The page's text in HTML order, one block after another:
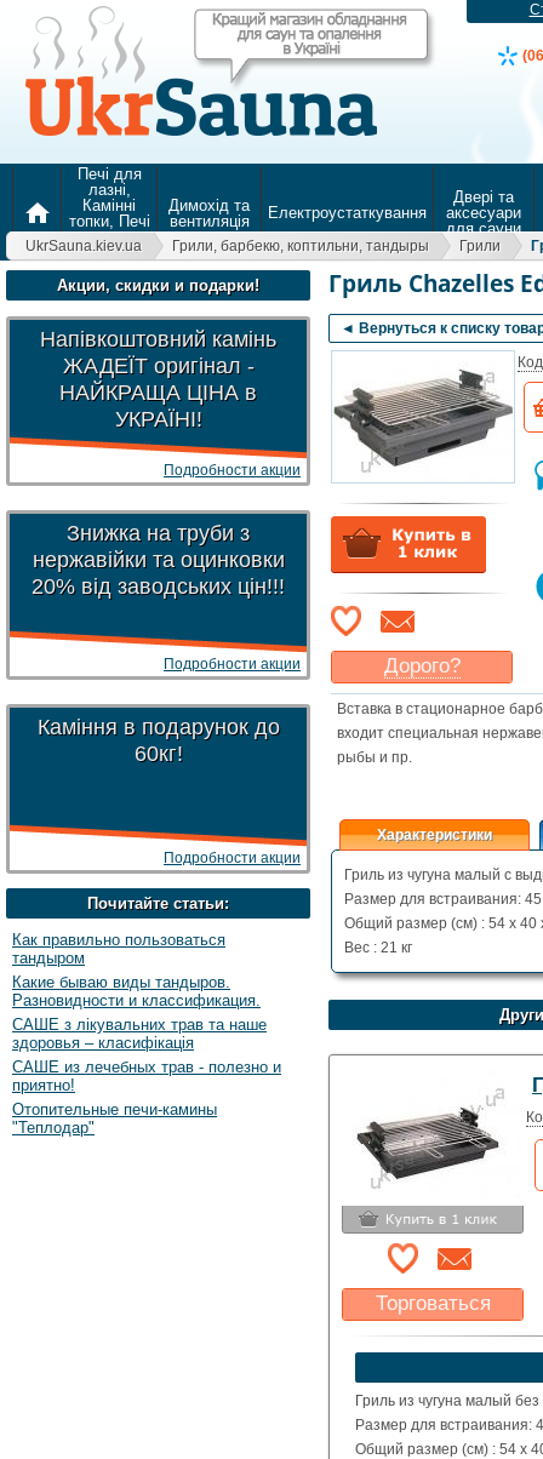
home
Печі для
лазні,
Камінні
топки, Печі
для
опалення
Димохід та
вентиляція
Електроустаткування
Двері та
аксесуари
для сауни
UkrSauna.kiev.ua Грили, барбекю, коптильни, тандыры Грили
Акции, скидки и подарки!
Напівкоштовний камінь
ЖАДЕЇТ оригінал -
НАЙКРАЩА ЦІНА в
УКРАЇНІ!
Подробности акции
Знижка на труби з
нержавійки та оцинковки
20% від заводських цін!!!
Подробности акции
Каміння в подарунок до
60кг!
Подробности акции
Почитайте статьи:
Как правильно пользоваться
тандыром
Какие бываю виды тандыров.
Разновидности и классификация.
САШЕ з лікувальних трав та наше
здоровья – класифікація
САШЕ из лечебных трав - полезно и
приятно!
Отопительные печи-камины
"Теплодар"
Гриль Chazelles
◄ Вернуться к списку
Дорого?
Какая ценамогла бы
Васустроить?
Указать цену
Вставка в стационарное
входит специальная
рыбы и пр.
Характеристики
Гриль из чугуна малый с
Размер для встраивания:
Общий размер (см) : 54 x 40
Вес : 21 кг
Торговаться
Какая цена Вас
устроит?
Гриль из чугуна малый
Размер для встраивания:
Общий размер (см) : 54 x